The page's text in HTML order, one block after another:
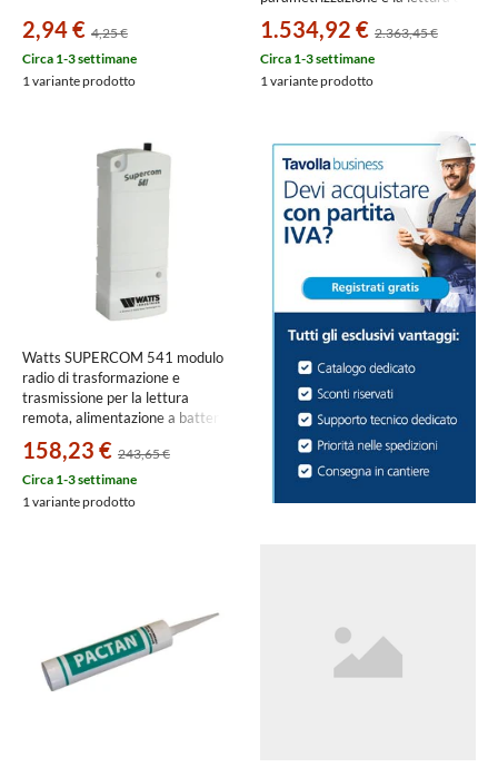
2,94 € 4,25 €
Circa 1-3 settimane
1 variante prodotto
1.534,92 € 2.363,45 €
Circa 1-3 settimane
1 variante prodotto
Watts SUPERCOM 541 modulo
radio di trasformazione e
trasmissione per la lettura
remota, alimentazione a batteria
158,23 € 243,65 €
Circa 1-3 settimane
1 variante prodotto